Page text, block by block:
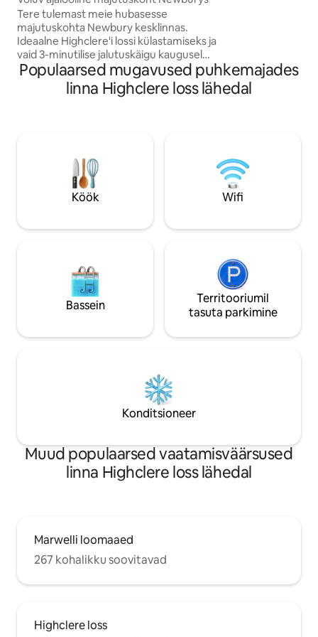
Tere tulemast meie hubasesse
majutuskohta Newbury kesklinnas.
Ideaalne Highclere'i lossi külastamiseks ja
vaid 3-minutilise jalutuskäigu kaugusel
kesklinnast ja rongijaamast, jalutuskäigu
kaugusel Newbury hipodroomist ning
ideaalne kohalike poodide, kohvikute ja
privaatne aed, kiire wifi. Lemmikloomad
on teretulnud. Lihtne rongiühendus
Londonisse, Oxfordi ja Cotswoldsi.
Lihtne juurdepääs M4-le.
Populaarsed mugavused puhkemajades
linna Highclere loss lähedal
Köök Wifi
Bassein
Territooriumil
tasuta parkimine
Konditsioneer
Muud populaarsed vaatamisväärsused
linna Highclere loss lähedal
Marwelli loomaaed
267 kohalikku soovitavad
Highclere loss